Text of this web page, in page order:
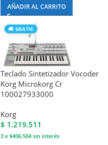
AÑADIR AL CARRITO
🚚 GRATIS
Teclado Sintetizador Vocoder
Korg Microkorg Cr
100027933000
Korg
$ 1.219.511
3 x $406.504 sin interés